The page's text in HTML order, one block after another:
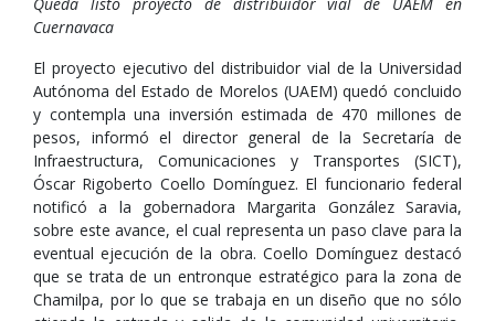
Cuernavaca
El proyecto ejecutivo del distribuidor vial de la Universidad
Autónoma del Estado de Morelos (UAEM) quedó concluido
y contempla una inversión estimada de 470 millones de
pesos, informó el director general de la Secretaría de
Infraestructura, Comunicaciones y Transportes (SICT),
Óscar Rigoberto Coello Domínguez. El funcionario federal
notificó a la gobernadora Margarita González Saravia,
sobre este avance, el cual representa un paso clave para la
eventual ejecución de la obra. Coello Domínguez destacó
que se trata de un entronque estratégico para la zona de
Chamilpa, por lo que se trabaja en un diseño que no sólo